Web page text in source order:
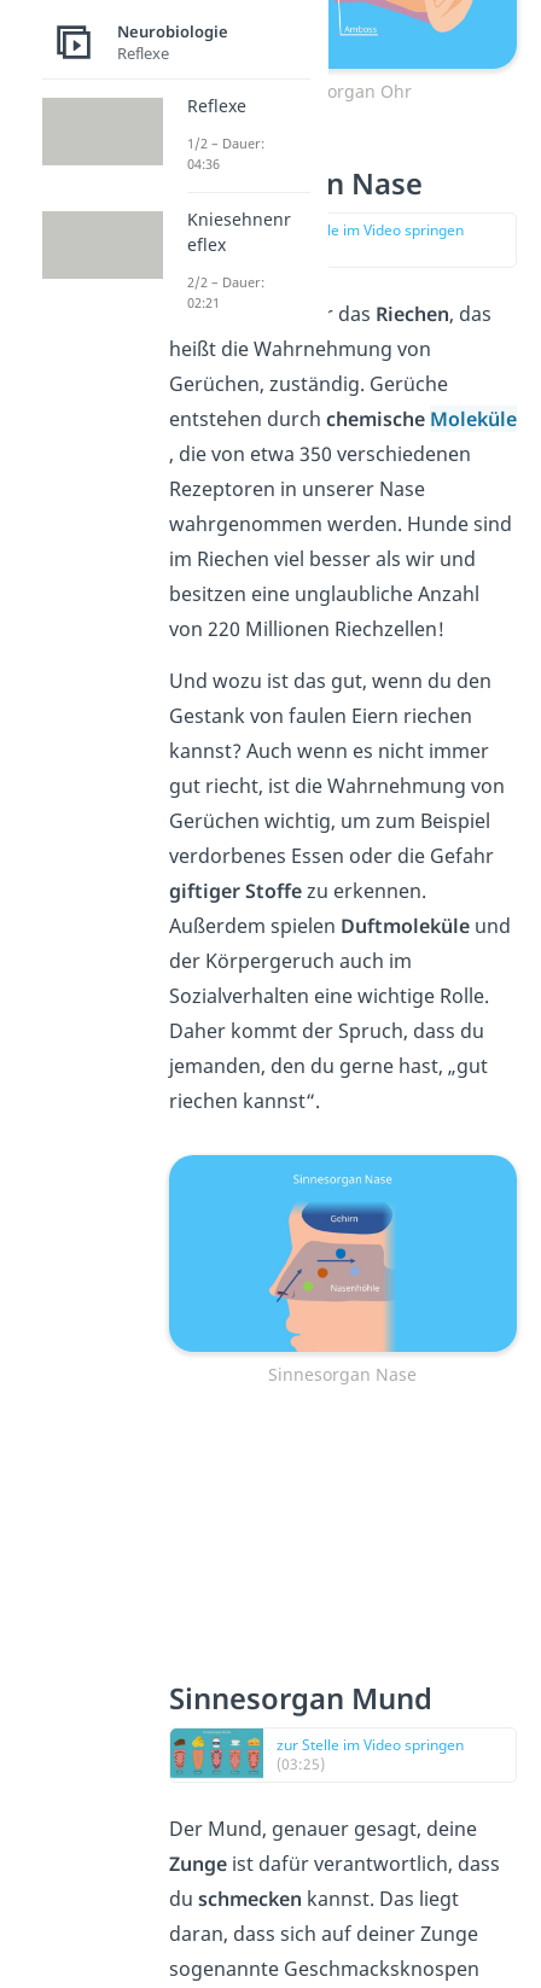
Sinnesorgan Ohr
Sinnesorgan Nase
zur Stelle im Video springen
Deine ist für das Riechen, das
heißt die Wahrnehmung von
Gerüchen, zuständig. Gerüche
entstehen durch chemische Moleküle
, die von etwa 350 verschiedenen
Rezeptoren in unserer Nase
wahrgenommen werden. Hunde sind
im Riechen viel besser als wir und
besitzen eine unglaubliche Anzahl
von 220 Millionen Riechzellen!
Und wozu ist das gut, wenn du den
Gestank von faulen Eiern riechen
kannst? Auch wenn es nicht immer
gut riecht, ist die Wahrnehmung von
Gerüchen wichtig, um zum Beispiel
verdorbenes Essen oder die Gefahr
giftiger Stoffezu erkennen.
Außerdem spielen Duftmoleküleund
der Körpergeruch auch im
Sozialverhalten eine wichtige Rolle.
Daher kommt der Spruch, dass du
jemanden, den du gerne hast, „gut
riechen kannst“.
Sinnesorgan Nase
Sinnesorgan Mund
zur Stelle im Video springen
(03:25)
Der Mund, genauer gesagt, deine
Zungeist dafür verantwortlich, dass
du schmecken kannst. Das liegt
daran, dass sich auf deiner Zunge
sogenannte Geschmacksknospen
Neurobiologie
Reflexe
Reflexe
1/2 – Dauer:
04:36
Kniesehnenr
eflex
2/2 – Dauer:
02:21